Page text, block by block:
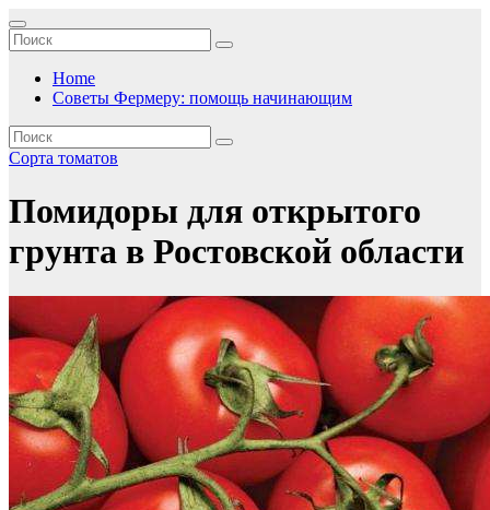
Перейти
к
содержимому
Home
Советы Фермеру: помощь начинающим
Сорта томатов
Помидоры для открытого
грунта в Ростовской области